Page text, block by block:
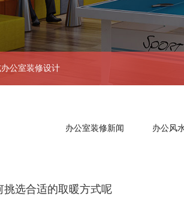
公室装修设计
办公室装修新闻 办公风
选合适的取暖方式呢